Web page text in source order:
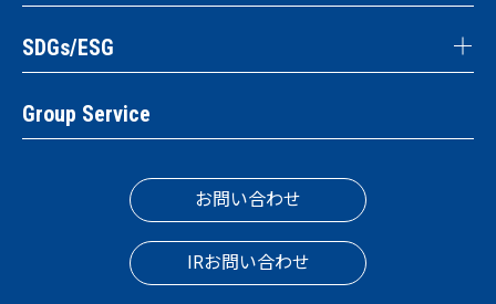
SDGs/ESG
Group Service
お問い合わせ
IRお問い合わせ